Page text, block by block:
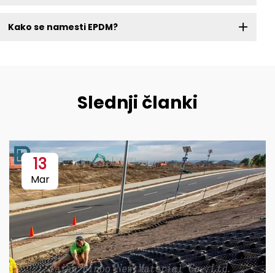
Kako se namesti EPDM?
Slednji članki
13
Mar